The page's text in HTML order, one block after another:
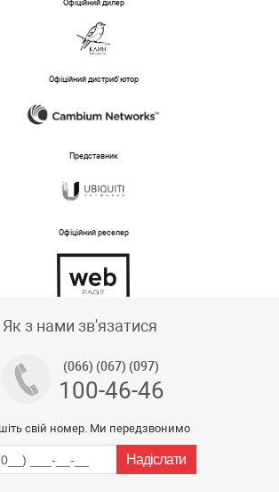
Офіційний дилер
Офіційний дистриб'ютор
Представник
Офіційний реселер
Як з нами зв'язатися
(066) (067) (097)
100-46-46
свій номер. Ми передзвонимо